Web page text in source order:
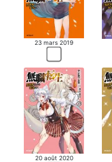
23 mars 2019
20 août 2020